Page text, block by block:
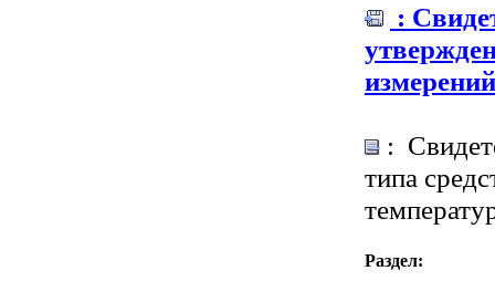
:
:
типа
Раздел: